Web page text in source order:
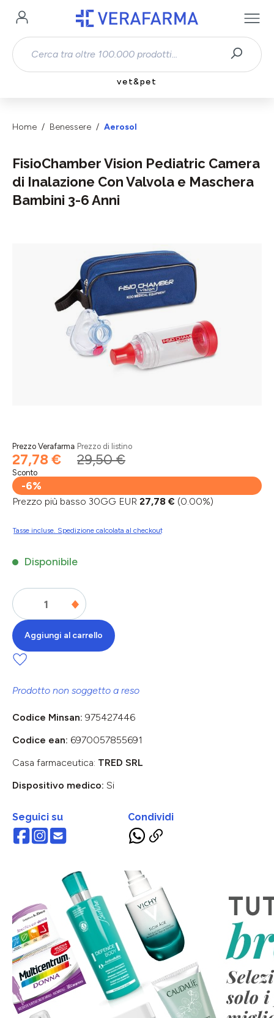
Passa al contenuto principale
vet&pet
Home Benessere Aerosol
FisioChamber Vision Pediatric Camera
di Inalazione Con Valvola e Maschera
Bambini 3-6 Anni
Prezzo Verafarma
27,78 €
Prezzo di listino
29,50 €
Sconto
-6%
Prezzo più basso 30GG EUR 27,78 € (0.00%)
Tasse incluse. Spedizione calcolata al checkout
Disponibile
Aggiungi al carrello
Prodotto non soggetto a reso
Codice Minsan: 975427446
Codice ean: 6970057855691
Casa farmaceutica: TRED SRL
Dispositivo medico: Si
Seguici su Condividi